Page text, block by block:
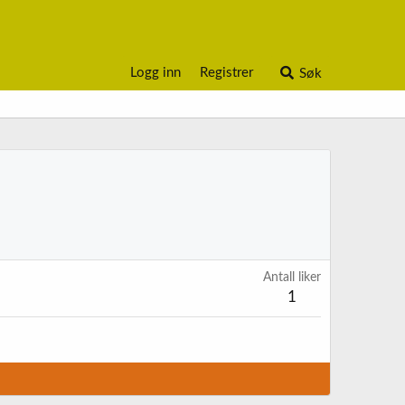
Logg inn Registrer Søk
Antall liker
1